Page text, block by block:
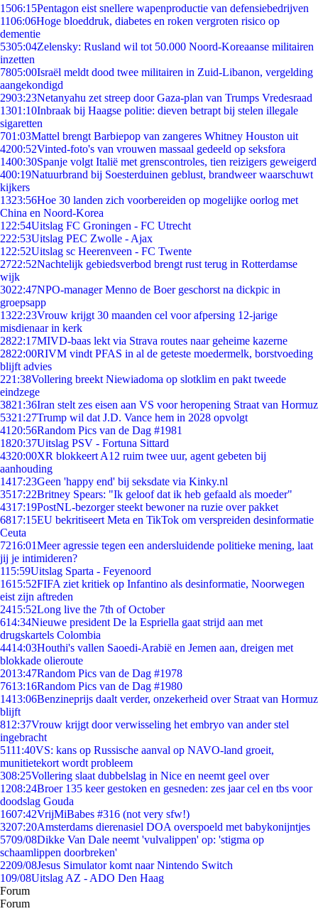
1506:15Pentagon eist snellere wapenproductie van defensiebedrijven
1106:06Hoge bloeddruk, diabetes en roken vergroten risico op
dementie
5305:04Zelensky: Rusland wil tot 50.000 Noord-Koreaanse militairen
inzetten
7805:00Israël meldt dood twee militairen in Zuid-Libanon, vergelding
aangekondigd
2903:23Netanyahu zet streep door Gaza-plan van Trumps Vredesraad
1301:10Inbraak bij Haagse politie: dieven betrapt bij stelen illegale
sigaretten
701:03Mattel brengt Barbiepop van zangeres Whitney Houston uit
4200:52Vinted-foto's van vrouwen massaal gedeeld op seksfora
1400:30Spanje volgt Italië met grenscontroles, tien reizigers geweigerd
400:19Natuurbrand bij Soesterduinen geblust, brandweer waarschuwt
kijkers
1323:56Hoe 30 landen zich voorbereiden op mogelijke oorlog met
China en Noord-Korea
1 22:54Uitslag FC Groningen - FC Utrecht
222:53Uitslag PEC Zwolle - Ajax
1 22:52Uitslag sc Heerenveen - FC Twente
2722:52Nachtelijk gebiedsverbod brengt rust terug in Rotterdamse
wijk
3022:47NPO-manager Menno de Boer geschorst na dickpic in
groepsapp
1322:23Vrouw krijgt 30 maanden cel voor afpersing 12-jarige
misdienaar in kerk
2822:17MIVD-baas lekt via Strava routes naar geheime kazerne
2822:00RIVM vindt PFAS in al de geteste moedermelk, borstvoeding
blijft advies
221:38Vollering breekt Niewiadoma op slotklim en pakt tweede
eindzege
3821:36Iran stelt zes eisen aan VS voor heropening Straat van Hormuz
5321:27Trump wil dat J.D. Vance hem in 2028 opvolgt
41 20:56Random Pics van de Dag #1981
1820:37Uitslag PSV - Fortuna Sittard
4320:00XR blokkeert A12 ruim twee uur, agent gebeten bij
aanhouding
1417:23Geen 'happy end' bij seksdate via Kinky.nl
3517:22Britney Spears: "Ik geloof dat ik heb gefaald als moeder"
4317:19PostNL-bezorger steekt bewoner na ruzie over pakket
6817:15EU bekritiseert Meta en TikTok om verspreiden desinformatie
Ceuta
7216:01Meer agressie tegen een andersluidende politieke mening, laat
jij je intimideren?
115:59Uitslag Sparta - Feyenoord
1615:52FIFA ziet kritiek op Infantino als desinformatie, Noorwegen
eist zijn aftreden
2415:52Long live the 7th of October
614:34Nieuwe president De la Espriella gaat strijd aan met
drugskartels Colombia
4414:03Houthi's vallen Saoedi-Arabië en Jemen aan, dreigen met
blokkade olieroute
2013:47Random Pics van de Dag #1978
7613:16Random Pics van de Dag #1980
1413:06Benzineprijs daalt verder, onzekerheid over Straat van Hormuz
blijft
812:37Vrouw krijgt door verwisseling het embryo van ander stel
ingebracht
5111:40VS: kans op Russische aanval op NAVO-land groeit,
munitietekort wordt probleem
308:25Vollering slaat dubbelslag in Nice en neemt geel over
1208:24Broer 135 keer gestoken en gesneden: zes jaar cel en tbs voor
doodslag Gouda
1607:42VrijMiBabes #316 (not very sfw!)
3207:20Amsterdams dierenasiel DOA overspoeld met babykonijntjes
5709/08Dikke Van Dale neemt 'vulvalippen' op: 'stigma op
schaamlippen doorbreken'
2209/08Jesus Simulator komt naar Nintendo Switch
109/08Uitslag AZ - ADO Den Haag
Forum
Forum